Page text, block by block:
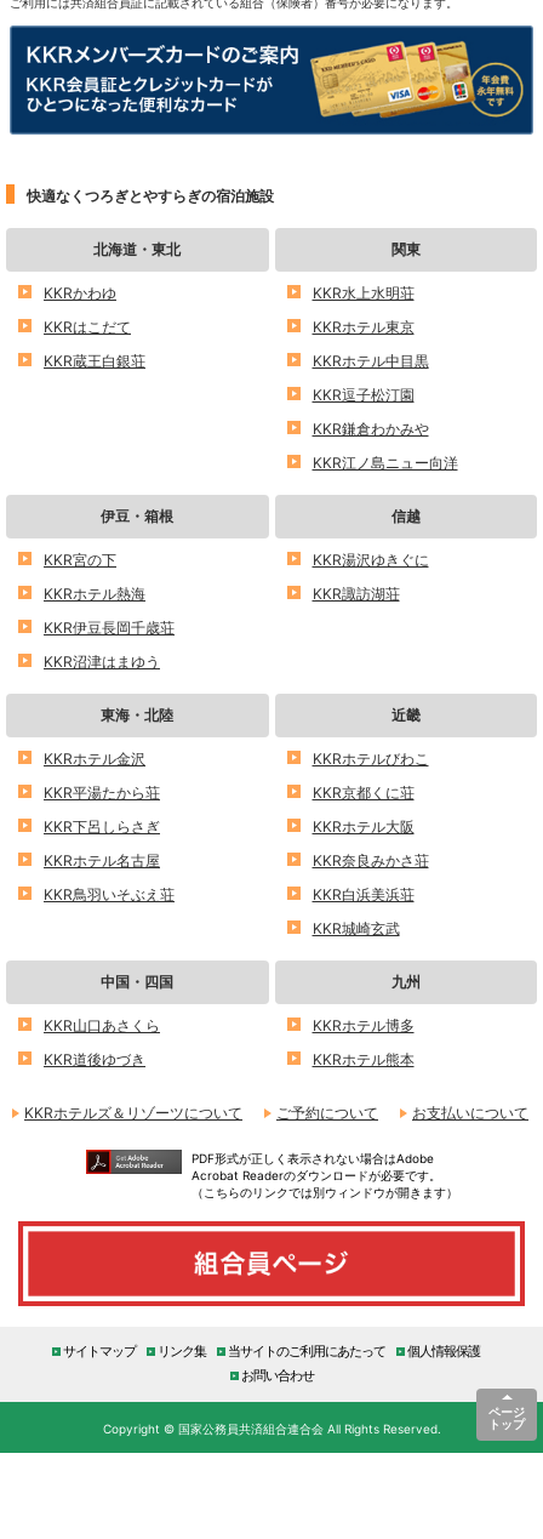
快適なくつろぎとやすらぎの宿泊施設
北海道・東北
KKRかわゆ
KKRはこだて
KKR蔵王白銀荘
関東
KKR水上水明荘
KKRホテル東京
KKRホテル中目黒
KKR逗子松汀園
KKR鎌倉わかみや
KKR江ノ島ニュー向洋
伊豆・箱根
KKR宮の下
KKRホテル熱海
KKR伊豆長岡千歳荘
KKR沼津はまゆう
信越
KKR湯沢ゆきぐに
KKR諏訪湖荘
東海・北陸
KKRホテル金沢
KKR平湯たから荘
KKR下呂しらさぎ
KKRホテル名古屋
KKR鳥羽いそぶえ荘
近畿
KKRホテルびわこ
KKR京都くに荘
KKRホテル大阪
KKR奈良みかさ荘
KKR白浜美浜荘
KKR城崎玄武
中国・四国
KKR山口あさくら
KKR道後ゆづき
九州
KKRホテル博多
KKRホテル熊本
KKRホテルズ＆リゾーツについて ご予約について お支払いについて
PDF形式が正しく表示されない場合はAdobe
Acrobat Readerのダウンロードが必要です。
（こちらのリンクでは別ウィンドウが開きます）
ページ
トップ
サイトマップ リンク集 当サイトのご利用にあたって
個人情報保護
お問い合わせ
Copyright © 国家公務員共済組合連合会 All Rights Reserved.